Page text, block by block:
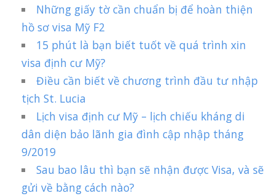
Những giấy tờ cần chuẩn bị để hoàn thiện
hồ sơ visa Mỹ F2
15 phút là bạn biết tuốt về quá trình xin
visa định cư Mỹ?
Điều cần biết về chương trình đầu tư nhập
tịch St. Lucia
Lịch visa định cư Mỹ – lịch chiếu kháng di
dân diện bảo lãnh gia đình cập nhập tháng
9/2019
Sau bao lâu thì bạn sẽ nhận được Visa, và sẽ
gửi về bằng cách nào?